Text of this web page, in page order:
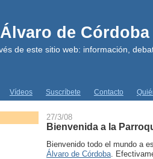
de Córdoba
de este sitio web: información,
Vídeos Suscríbete Contacto
27/3/08
Bienvenida a la
Bienvenido todo el mundo a
Álvaro de Córdoba .